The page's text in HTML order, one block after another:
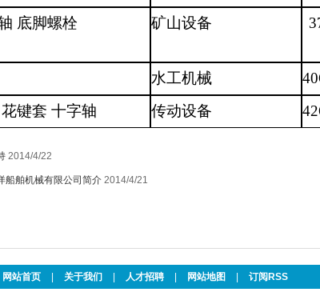
底脚螺栓
矿山设备
水工机械
键套 十字轴
传动设备
2014/4/22
船舶机械有限公司简介 2014/4/21
网站首页 关于我们 人才招聘 网站地图 订阅RSS